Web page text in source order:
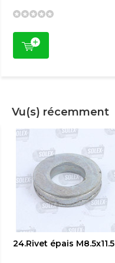
Vu(s) récemment
24.Rivet épais M8.5x11.5